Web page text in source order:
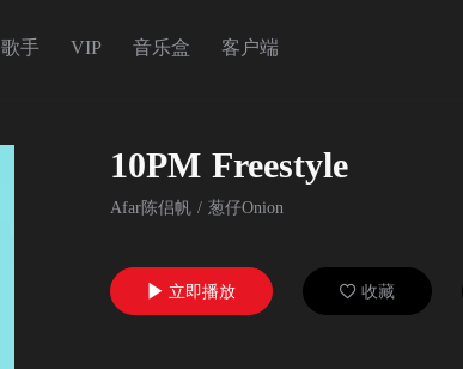
歌手 VIP 音乐盒 客户端
10PM Freestyle
Afar陈侣帆 / 葱仔Onion
 立即播放  收藏